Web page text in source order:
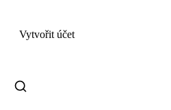
Vytvořit účet